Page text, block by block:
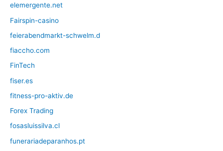
elemergente.net
Fairspin-casino
feierabendmarkt-schwelm.d
fiaccho.com
FinTech
fiser.es
fitness-pro-aktiv.de
Forex Trading
fosasluissilva.cl
funerariadeparanhos.pt